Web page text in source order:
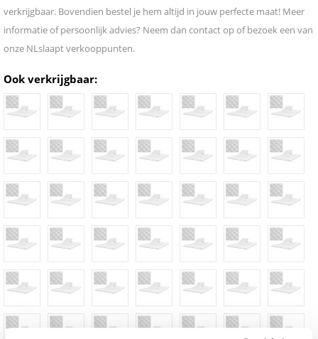
verkrijgbaar. Bovendien bestel je hem altijd in jouw perfecte maat! Meer
informatie of persoonlijk advies? Neem dan contact op of bezoek een van
onze NLslaapt verkooppunten.
Ook verkrijgbaar: